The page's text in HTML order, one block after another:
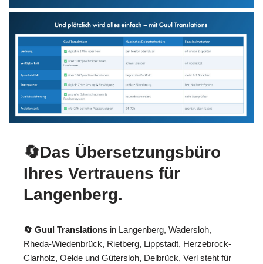
🔄Das Übersetzungsbüro
Ihres Vertrauens für
Langenberg.
🔄 Guul Translations in Langenberg, Wadersloh,
Rheda-Wiedenbrück, Rietberg, Lippstadt, Herzebrock-
Clarholz, Oelde und Gütersloh, Delbrück, Verl steht für